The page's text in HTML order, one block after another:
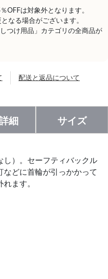
OFFは対象外となります。
なる場合がございます。
つけ用品」カテゴリの全商品が
配送と返品について
細 サイズ
し）。セーフティバックル
などに首輪が引っかかって
ます。